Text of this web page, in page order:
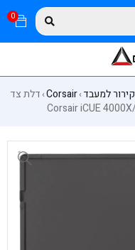
0
קירור למעבד›
Corsair
›דלת צד